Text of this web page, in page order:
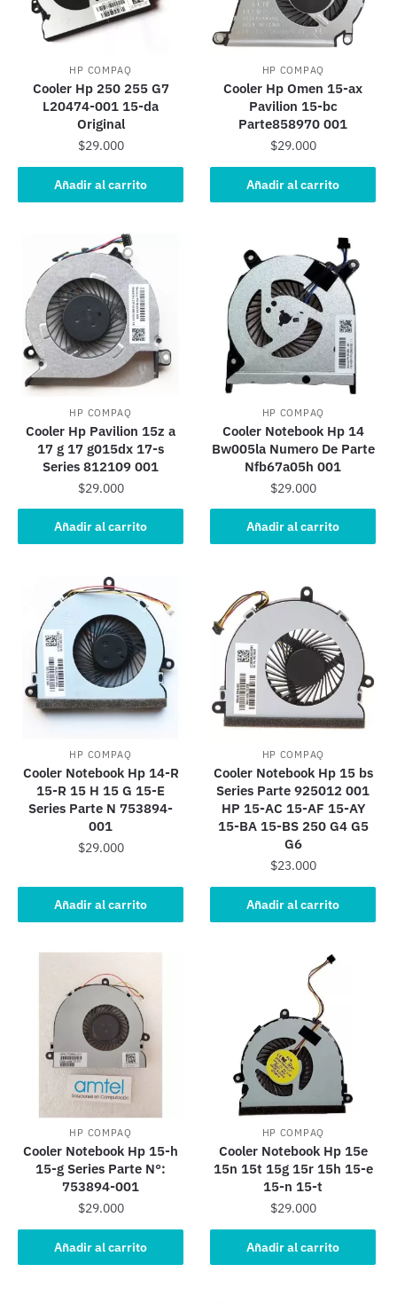
HP COMPAQ
Cooler Hp 250 255 G7
L20474-001 15-da
Original
$29.000
Añadir al carrito
HP COMPAQ
Cooler Hp Omen 15-ax
Pavilion 15-bc
Parte858970 001
$29.000
Añadir al carrito
HP COMPAQ
Cooler Hp Pavilion 15z a
17 g 17 g015dx 17-s
Series 812109 001
$29.000
Añadir al carrito
HP COMPAQ
Cooler Notebook Hp 14
Bw005la Numero De Parte
Nfb67a05h 001
$29.000
Añadir al carrito
HP COMPAQ
Cooler Notebook Hp 14-R
15-R 15 H 15 G 15-E
Series Parte N 753894-
001
$29.000
Añadir al carrito
HP COMPAQ
Cooler Notebook Hp 15 bs
Series Parte 925012 001
HP 15-AC 15-AF 15-AY
15-BA 15-BS 250 G4 G5
G6
$23.000
Añadir al carrito
HP COMPAQ
Cooler Notebook Hp 15-h
15-g Series Parte N°:
753894-001
$29.000
Añadir al carrito
HP COMPAQ
Cooler Notebook Hp 15e
15n 15t 15g 15r 15h 15-e
15-n 15-t
$29.000
Añadir al carrito